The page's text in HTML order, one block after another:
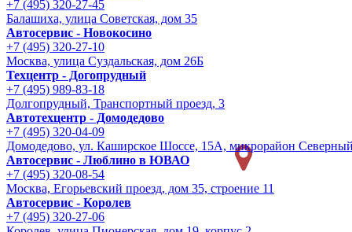
+7 (495) 320-27-45
Балашиха, улица Советская, дом 35
Автосервис - Новокосино
+7 (495) 320-27-10
Москва, улица Суздальская, дом 26Б
Техцентр - Догопрудный
+7 (495) 989-83-18
Долгопрудный, Транспортный проезд, 3
Автотехцентр - Домодедово
+7 (495) 320-04-09
Домодедово, ул. Каширское Шоссе, 15А, микрорайон
Автосервис - Люблино в ЮВАО
+7 (495) 320-08-54
Москва, Егорьевский проезд, дом 35, строение 11
Автосервис - Королев
+7 (495) 320-27-06